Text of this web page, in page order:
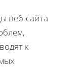
веб-сайта
к